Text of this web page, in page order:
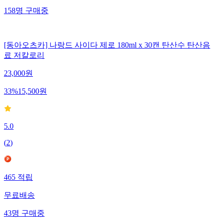
158명구매중
[동아오츠카] 나랑드 사이다 제로 180ml x 30캔 탄산수 탄산음
료 저칼로리
23,000원
33%15,500원
5.0
(2)
465적립
무료배송
43명구매중